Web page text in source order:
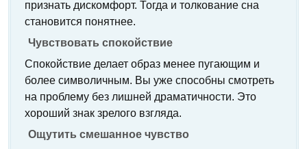
признать дискомфорт. Тогда и толкование сна
становится понятнее.
Чувствовать спокойствие
Спокойствие делает образ менее пугающим и
более символичным. Вы уже способны смотреть
на проблему без лишней драматичности. Это
хороший знак зрелого взгляда.
Ощутить смешанное чувство